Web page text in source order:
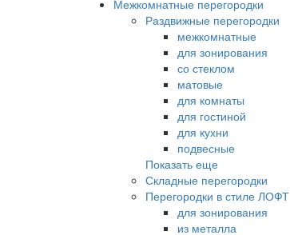
Межкомнатные перегородки
Раздвижные перегородки
межкомнатные
для зонирования
со стеклом
матовые
для комнаты
для гостиной
для кухни
подвесные
Показать еще
Складные перегородки
Перегородки в стиле ЛОФТ
для зонирования
из металла